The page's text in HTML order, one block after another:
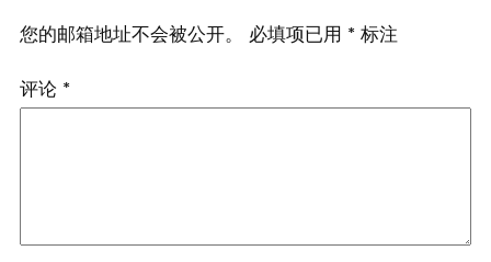
您的邮箱地址不会被公开。 必填项已用 * 标注
评论 *